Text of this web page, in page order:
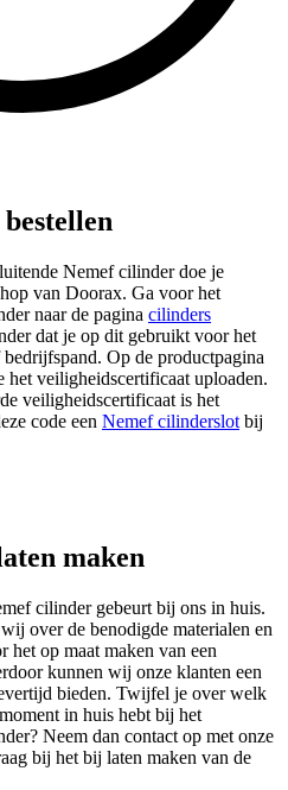
Nemef cilinder doe je
van Doorax. Ga voor het
naar de pagina cilinders
dat je op dit gebruikt voor het
Op de productpagina
het veiligheidscertificaat uploaden.
veiligheidscertificaat is het
code een Nemef cilinderslot bij
maken
cilinder gebeurt bij ons in huis.
over de benodigde materialen en
het op maat maken van een
kunnen wij onze klanten een
bieden. Twijfel je over welk
in huis hebt bij het
Neem dan contact op met onze
bij het bij laten maken van de